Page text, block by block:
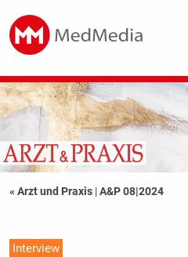
« Arzt und Praxis |A&P 08|2024
Interview